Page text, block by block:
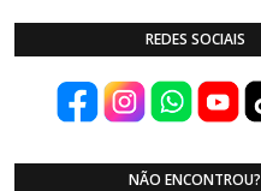
REDES SOCIAIS
NÃO ENCONTROU?